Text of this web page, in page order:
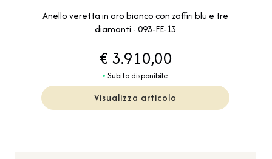
Anello veretta in oro bianco con zaffiri blu e tre
diamanti - 093-FE-13
€ 3.910,00
Subito disponibile
Visualizza articolo